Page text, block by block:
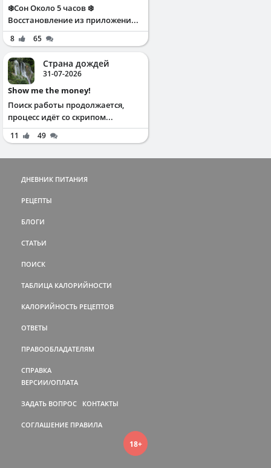
❄️Сон Около 5 часов ❄️
Восстановление из приложени...
8 65
Страна дождей
31-07-2026
Show me the money!
Поиск работы продолжается,
процесс идёт со скрипом...
11 49
ДНЕВНИК ПИТАНИЯ
РЕЦЕПТЫ
БЛОГИ
СТАТЬИ
ПОИСК
ТАБЛИЦА КАЛОРИЙНОСТИ
КАЛОРИЙНОСТЬ РЕЦЕПТОВ
ОТВЕТЫ
ПРАВООБЛАДАТЕЛЯМ
СПРАВКА
ВЕРСИИ/ОПЛАТА
ЗАДАТЬ ВОПРОС КОНТАКТЫ
СОГЛАШЕНИЕ ПРАВИЛА
18+